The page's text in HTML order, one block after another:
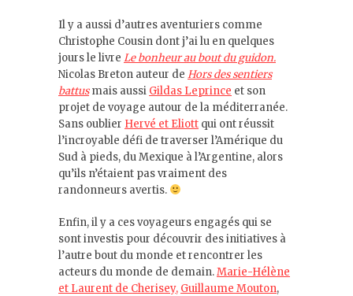
Il y a aussi d’autres aventuriers comme
Christophe Cousin dont j’ai lu en quelques
jours le livre Le bonheur au bout du guidon.
Nicolas Breton auteur de Hors des sentiers
battusmais aussi Gildas Leprince et son
projet de voyage autour de la méditerranée.
Sans oublier Hervé et Eliott qui ont réussit
l’incroyable défi de traverser l’Amérique du
Sud à pieds, du Mexique à l’Argentine, alors
qu’ils n’étaient pas vraiment des
randonneurs avertis.
Enfin, il y a ces voyageurs engagés qui se
sont investis pour découvrir des initiatives à
l’autre bout du monde et rencontrer les
acteurs du monde de demain.Marie-Hélène
et Laurent de Cherisey, Guillaume Mouton,